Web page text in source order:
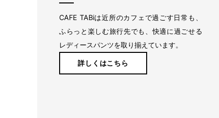
CAFE TABiは近所のカフェで過ごす日常も、
ふらっと楽しむ旅行先でも、快適に過ごせる
レディースパンツを取り揃えています。
詳しくはこちら